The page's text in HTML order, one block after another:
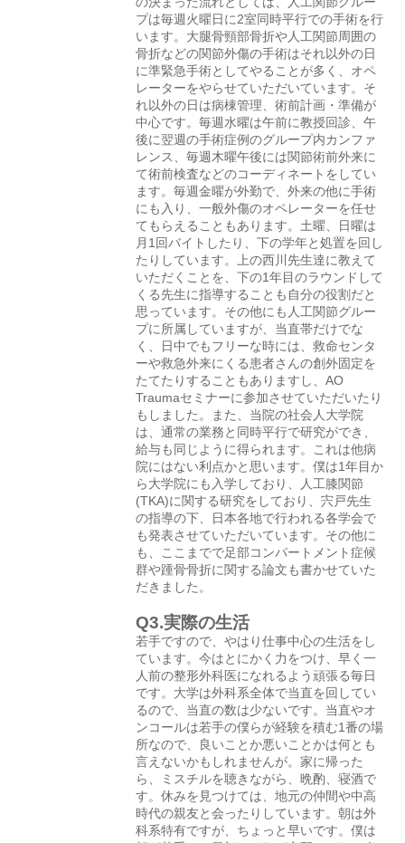
プは毎週火曜日に2室同時平行での手術を行
います。大腿骨頸部骨折や人工関節周囲の
骨折などの関節外傷の手術はそれ以外の日
に準緊急手術としてやることが多く、オペ
レーターをやらせていただいています。そ
れ以外の日は病棟管理、術前計画・準備が
中心です。毎週水曜は午前に教授回診、午
後に翌週の手術症例のグループ内カンファ
レンス、毎週木曜午後には関節術前外来に
て術前検査などのコーディネートをしてい
ます。毎週金曜が外勤で、外来の他に手術
にも入り、一般外傷のオペレーターを任せ
てもらえることもあります。土曜、日曜は
月1回バイトしたり、下の学年と処置を回し
たりしています。上の西川先生達に教えて
いただくことを、下の1年目のラウンドして
くる先生に指導することも自分の役割だと
思っています。その他にも人工関節グルー
プに所属していますが、当直帯だけでな
く、日中でもフリーな時には、救命センタ
ーや救急外来にくる患者さんの創外固定を
たてたりすることもありますし、AO
Traumaセミナーに参加させていただいたり
もしました。また、当院の社会人大学院
は、通常の業務と同時平行で研究ができ、
給与も同じように得られます。これは他病
院にはない利点かと思います。僕は1年目か
ら大学院にも入学しており、人工膝関節
(TKA)に関する研究をしており、宍戸先生
の指導の下、日本各地で行われる各学会で
も発表させていただいています。その他に
も、ここまでで足部コンパートメント症候
群や踵骨骨折に関する論文も書かせていた
だきました。
Q3.実際の生活
若手ですので、やはり仕事中心の生活をし
ています。今はとにかく力をつけ、早く一
人前の整形外科医になれるよう頑張る毎日
です。大学は外科系全体で当直を回してい
るので、当直の数は少ないです。当直やオ
ンコールは若手の僕らが経験を積む1番の場
所なので、良いことか悪いことかは何とも
言えないかもしれませんが。家に帰った
ら、ミスチルを聴きながら、晩酌、寝酒で
す。休みを見つけては、地元の仲間や中高
時代の親友と会ったりしています。朝は外
科系特有ですが、ちょっと早いです。僕は